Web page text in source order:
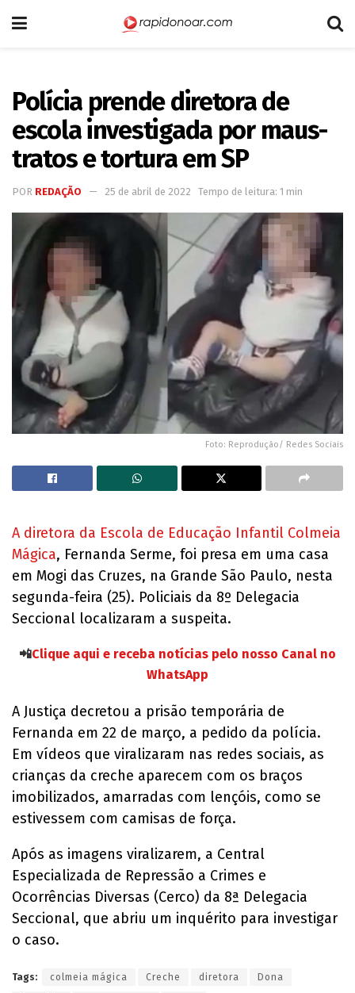
Polícia prende diretora de
escola investigada por maus-
tratos e tortura em SP
POR REDAÇÃO 25 de abril de 2022 Tempo de leitura: 1 min
Foto: Reprodução/ Redes Sociais
A diretora da Escola de Educação Infantil Colmeia
Mágica, Fernanda Serme, foi presa em uma casa
em Mogi das Cruzes, na Grande São Paulo, nesta
segunda-feira (25). Policiais da 8º Delegacia
Seccional localizaram a suspeita.
📲Clique aqui e receba notícias pelo nosso Canal no
WhatsApp
A Justiça decretou a prisão temporária de
Fernanda em 22 de março, a pedido da polícia.
Em vídeos que viralizaram nas redes sociais, as
crianças da creche aparecem com os braços
imobilizados, amarradas com lençóis, como se
estivessem com camisas de força.
Após as imagens viralizarem, a Central
Especializada de Repressão a Crimes e
Ocorrências Diversas (Cerco) da 8ª Delegacia
Seccional, que abriu um inquérito para investigar
o caso.
Tags: colmeia mágica Creche diretora Dona